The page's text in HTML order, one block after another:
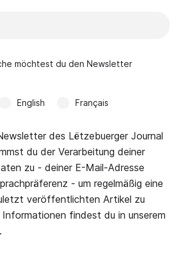
möchtest du den Newsletter
English Français
des Lëtzebuerger Journal
du der Verarbeitung deiner
zu - deiner E-Mail-Adresse
- um regelmäßig eine
veröffentlichten Artikel zu
findest du in unserem
.